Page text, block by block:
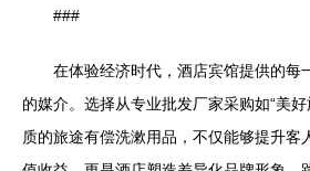
###
在体验经济时代，酒店宾馆提供的每
的媒介。选择从专业批发厂家采购如“美
质的旅途有偿洗漱用品，不仅能够提升客